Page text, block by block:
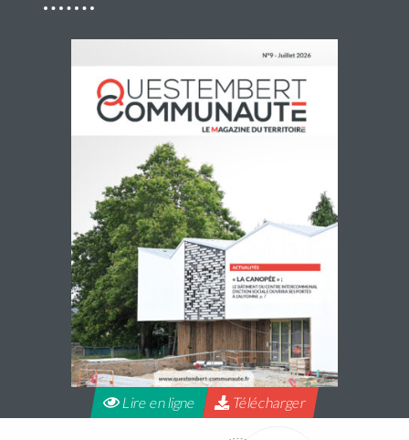
Accueils de loisirs : Ouverture des
réservations des mercredis de septembre à
décembre 2026
Les réservations des mercredis aux accueils de loisirs de
La Maison Pop’, pour la période de septembre à
décembre 2026, sont ouvertes à partir du 20 juillet 2026
Lire la suite
Lire en ligne Télécharger